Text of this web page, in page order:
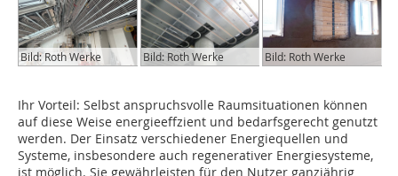
Bild: Roth Werke Bild: Roth Werke Bild: Roth Werke
Ihr Vorteil: Selbst anspruchsvolle Raumsituationen können
auf diese Weise energieeffzient und bedarfsgerecht genutzt
werden. Der Einsatz verschiedener Energiequellen und
Systeme, insbesondere auch regenerativer Energiesysteme,
ist möglich. Sie gewährleisten für den Nutzer ganzjährig